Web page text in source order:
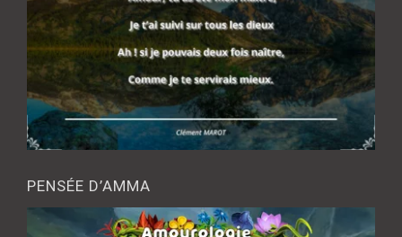
PENSÉE D’AMMA